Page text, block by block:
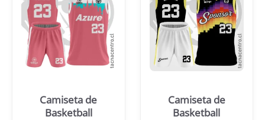
Camiseta de
Basketball
Camiseta de
Basketball